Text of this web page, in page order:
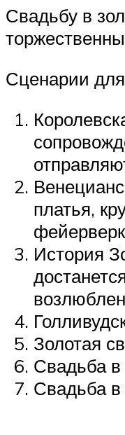
Свадьбу в
Сценарии
платья,
История
Золотая
Свадьба в
Свадьба в